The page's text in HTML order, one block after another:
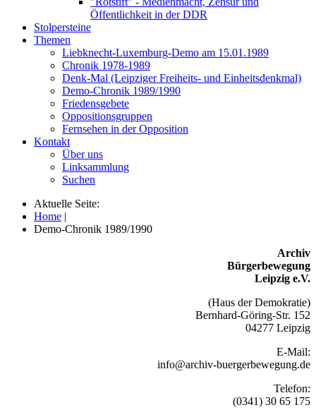
Öffentlichkeit in der DDR
Stolpersteine
Themen
Liebknecht-Luxemburg-Demo am 15.01.1989
Chronik 1978-1989
Denk-Mal (Leipziger Freiheits- und Einheitsdenkmal)
Demo-Chronik 1989/1990
Friedensgebete
Oppositionsgruppen
Fernsehen in der Opposition
Kontakt
Über uns
Linksammlung
Suchen
Aktuelle Seite:
Home |
Demo-Chronik 1989/1990
Archiv
Bürgerbewegung
Leipzig e.V.
(Haus der Demokratie)
Bernhard-Göring-Str. 152
04277 Leipzig
E-Mail:
info@archiv-buergerbewegung.de
Telefon:
(0341) 30 65 175